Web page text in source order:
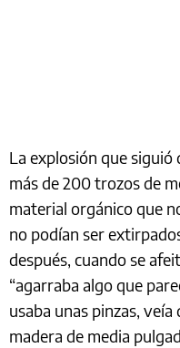
La explosión que
más de 200 trozos de
material orgánico que
no podían ser
después, cuando se
“agarraba algo que
usaba unas pinzas,
madera de media